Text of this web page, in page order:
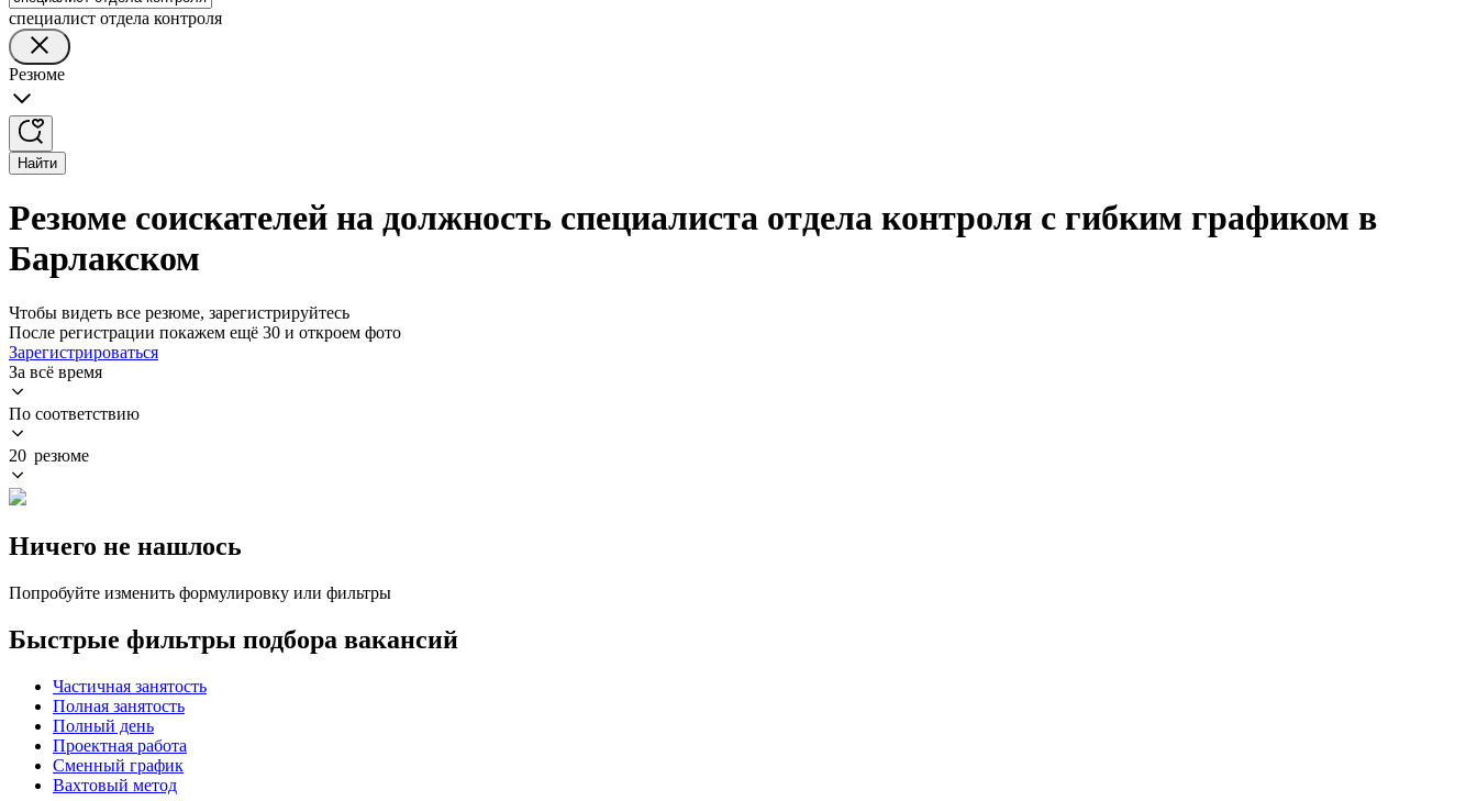
специалист отдела контроля
Резюме
Найти
Резюме соискателей на должность специалиста отдела контроля с гибким графиком в
Барлакском
Чтобы видеть все резюме, зарегистрируйтесь
После регистрации покажем ещё 30 и откроем фото
Зарегистрироваться
За всё время
По соответствию
20 резюме
Ничего не нашлось
Попробуйте изменить формулировку или фильтры
Быстрые фильтры подбора вакансий
Частичная занятость
Полная занятость
Полный день
Проектная работа
Сменный график
Вахтовый метод